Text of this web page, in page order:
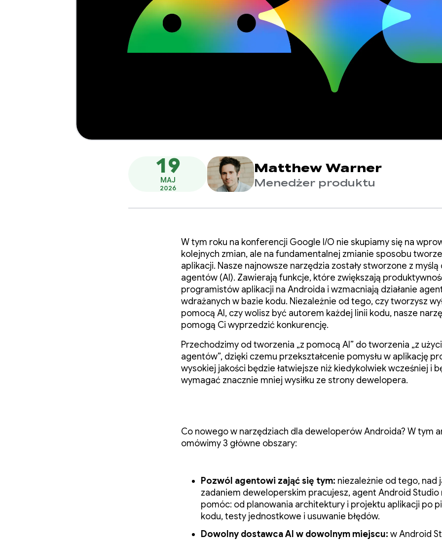
19
MAJ
2026
Matthew Warner
Menedżer produktu
W tym roku na konferencji Google I/O nie skupiamy się na
kolejnych zmian, ale na fundamentalnej zmianie sposobu
aplikacji. Nasze najnowsze narzędzia zostały stworzone z myślą
agentów (AI). Zawierają funkcje, które zwiększają
programistów aplikacji na Androida i wzmacniają działanie
wdrażanych w bazie kodu. Niezależnie od tego, czy tworzysz
pomocą AI, czy wolisz być autorem każdej linii kodu, nasze
pomogą Ci wyprzedzić konkurencję.
Przechodzimy od tworzenia „z pomocą AI” do tworzenia „z
agentów”, dzięki czemu przekształcenie pomysłu w aplikację
wysokiej jakości będzie łatwiejsze niż kiedykolwiek wcześniej i
wymagać znacznie mniej wysiłku ze strony dewelopera.
Co nowego w narzędziach dla deweloperów Androida? W tym
omówimy 3 główne obszary:
Pozwól agentowi zająć się tym: niezależnie od tego, nad
zadaniem deweloperskim pracujesz, agent Android Studio
pomóc: od planowania architektury i projektu aplikacji po
kodu, testy jednostkowe i usuwanie błędów.
Dowolny dostawca AI w dowolnym miejscu: w Android